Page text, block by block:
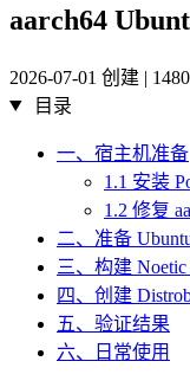
aarch64
2026-07-01 创建 |
目录
一、宿主机准备
1.1 安装
1.2 修复
二、准备
三、构建 Noetic
四、创建
五、验证结果
六、日常使用